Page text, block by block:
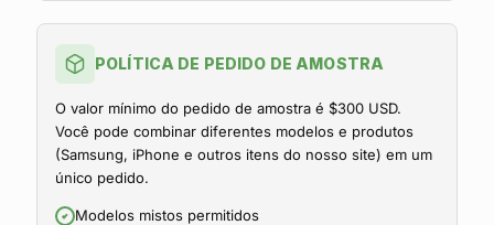
POLÍTICA DE PEDIDO DE AMOSTRA
O valor mínimo do pedido de amostra é $300 USD.
Você pode combinar diferentes modelos e produtos
(Samsung, iPhone e outros itens do nosso site) em um
único pedido.
Modelos mistos permitidos